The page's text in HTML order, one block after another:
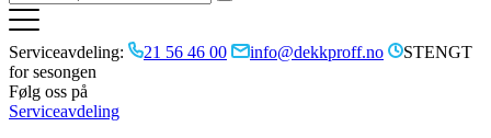
Serviceavdeling: 21 56 46 00 info@dekkproff.no
STENGT
for sesongen
Følg oss på
Serviceavdeling